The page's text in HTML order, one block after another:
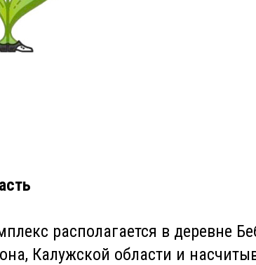
располагается в деревне
Калужской области и